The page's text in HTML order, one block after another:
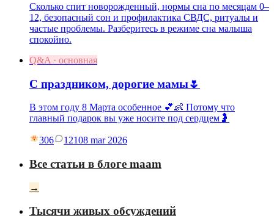
Сколько спит новорожденный, нормы сна по месяцам 0–
12, безопасный сон и профилактика СВДС, ритуалы и
частые проблемы. Разберитесь в режиме сна малыша
спокойно.
Q&A · основная
С праздником, дорогие мамы🌷
В этом году 8 Марта особенное 💕👶 Потому что
главный подарок вы уже носите под сердцем🤰
306 12108 mar 2026
Все статьи в блоге maam
→
Тысячи живых обсуждений